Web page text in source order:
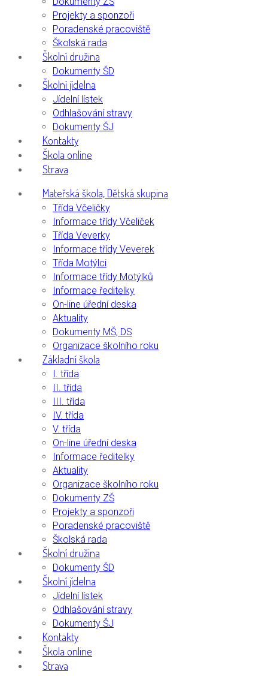
Projekty a sponzoři
Poradenské pracoviště
Školská rada
Školní družina
Dokumenty ŠD
Školní jídelna
Jídelní lístek
Odhlašování stravy
Dokumenty ŠJ
Kontakty
Škola online
Strava
Mateřská škola, Dětská skupina
Třída Včeličky
Informace třídy Včeliček
Třída Veverky
Informace třídy Veverek
Třída Motýlci
Informace třídy Motýlků
Informace ředitelky
On-line úřední deska
Aktuality
Dokumenty MŠ, DS
Organizace školního roku
Základní škola
I. třída
II. třída
III. třída
IV. třída
V. třída
On-line úřední deska
Informace ředitelky
Aktuality
Organizace školního roku
Dokumenty ZŠ
Projekty a sponzoři
Poradenské pracoviště
Školská rada
Školní družina
Dokumenty ŠD
Školní jídelna
Jídelní lístek
Odhlašování stravy
Dokumenty ŠJ
Kontakty
Škola online
Strava